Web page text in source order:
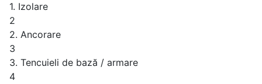
1. Izolare
2
2. Ancorare
3
3. Tencuieli de bază / armare
4